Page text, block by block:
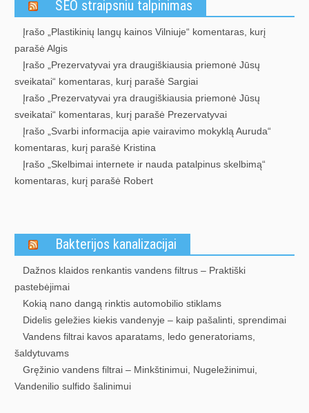
SEO straipsniu talpinimas
Įrašo „Plastikinių langų kainos Vilniuje“ komentaras, kurį
parašė Algis
Įrašo „Prezervatyvai yra draugiškiausia priemonė Jūsų
sveikatai“ komentaras, kurį parašė Sargiai
Įrašo „Prezervatyvai yra draugiškiausia priemonė Jūsų
sveikatai“ komentaras, kurį parašė Prezervatyvai
Įrašo „Svarbi informacija apie vairavimo mokyklą Auruda“
komentaras, kurį parašė Kristina
Įrašo „Skelbimai internete ir nauda patalpinus skelbimą“
komentaras, kurį parašė Robert
Bakterijos kanalizacijai
Dažnos klaidos renkantis vandens filtrus – Praktiški
pastebėjimai
Kokią nano dangą rinktis automobilio stiklams
Didelis geležies kiekis vandenyje – kaip pašalinti, sprendimai
Vandens filtrai kavos aparatams, ledo generatoriams,
šaldytuvams
Gręžinio vandens filtrai – Minkštinimui, Nugeležinimui,
Vandenilio sulfido šalinimui